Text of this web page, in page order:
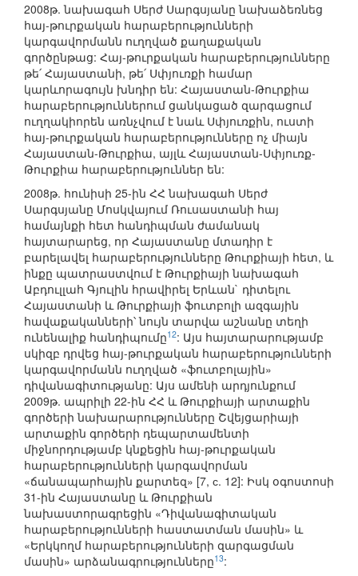
2008թ. նախագահ Սերժ Սարգսյանը նախաձեռնեց
հայ-թուրքական հարաբերությունների
կարգավորմանն ուղղված քաղաքական
գործընթաց: Հայ-թուրքական հարաբերությունները
թե՛ Հայաստանի, թե՛ Սփյուռքի համար
կարևորագույն խնդիր են: Հայաստան-Թուրքիա
հարաբերություններում ցանկացած զարգացում
ուղղակիորեն առնչվում է նաև Սփյուռքին, ուստի
հայ-թուրքական հարաբերությունները ոչ միայն
Հայաստան-Թուրքիա, այլև Հայաստան-Սփյուռք-
Թուրքիա հարաբերություններ են:
2008թ. հունիսի 25-ին ՀՀ նախագահ Սերժ
Սարգսյանը Մոսկվայում Ռուսաստանի հայ
համայնքի հետ հանդիպման ժամանակ
հայտարարեց, որ Հայաստանը մտադիր է
բարելավել հարաբերությունները Թուրքիայի հետ, և
ինքը պատրաստվում է Թուրքիայի նախագահ
Աբդուլլահ Գյուլին հրավիրել Երևան` դիտելու
Հայաստանի և Թուրքիայի ֆուտբոլի ազգային
հավաքականների՝ նույն տարվա աշնանը տեղի
ունենալիք հանդիպումը12: Այս հայտարարությամբ
սկիզբ դրվեց հայ-թուրքական հարաբերությունների
կարգավորմանն ուղղված «ֆուտբոլային»
դիվանագիտությանը: Այս ամենի արդյունքում
2009թ. ապրիլի 22-ին ՀՀ և Թուրքիայի արտաքին
գործերի նախարարությունները Շվեյցարիայի
արտաքին գործերի դեպարտամենտի
միջնորդությամբ կնքեցին հայ-թուրքական
հարաբերությունների կարգավորման
«ճանապարհային քարտեզ» [7, с. 12]: Իսկ օգոստոսի
31-ին Հայաստանը և Թուրքիան
նախաստորագրեցին «Դիվանագիտական
հարաբերությունների հաստատման մասին» և
«Երկկողմ հարաբերությունների զարգացման
մասին» արձանագրությունները13: